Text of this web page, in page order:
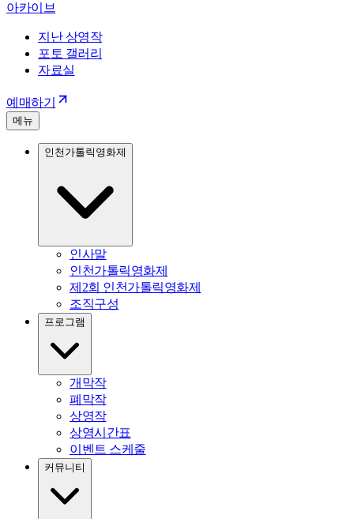
아카이브
지난 상영작
포토 갤러리
자료실
예매하기
메뉴
인천가톨릭영화제
인사말
인천가톨릭영화제
제2회 인천가톨릭영화제
조직구성
프로그램
개막작
폐막작
상영작
상영시간표
이벤트 스케줄
커뮤니티